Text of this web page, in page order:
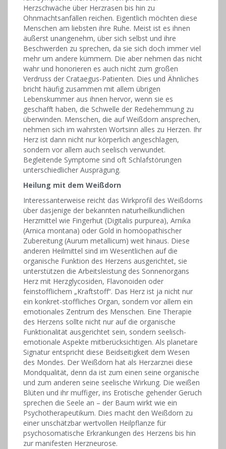
Herzschwäche über Herzrasen bis hin zu
Ohnmachtsanfällen reichen. Eigentlich möchten diese
Menschen am liebsten ihre Ruhe. Meist ist es ihnen
äußerst unangenehm, über sich selbst und ihre
Beschwerden zu sprechen, da sie sich doch immer viel
mehr um andere kümmern. Die aber nehmen das nicht
wahr und honorieren es auch nicht zum gro­ßen
Verdruss der Crataegus-Patienten. Dies und Ähnliches
bricht häufig zusammen mit allem übrigen
Lebenskummer aus ihnen hervor, wenn sie es
geschafft haben, die Schwelle der Redehemmung zu
überwinden. Menschen, die auf Weißdorn ansprechen,
nehmen sich im wahrsten Wortsinn alles zu Herzen. Ihr
Herz ist dann nicht nur körperlich angeschlagen,
sondern vor allem auch seelisch verwundet.
Begleitende Symptome sind oft Schlafstörungen
unterschiedlicher Ausprägung.
Heilung mit dem Weißdorn
Interessanterweise reicht das Wirkprofil des Weißdorns
über dasjenige der bekannten naturheilkundlichen
Herzmittel wie Fingerhut (Digitalis purpurea), Arnika
(Arnica montana) oder Gold in homöopathischer
Zubereitung (Aurum metallicum) weit hin­aus. Diese
anderen Heilmittel sind im Wesentlichen auf die
organische Funk­tion des Herzens ausgerichtet, sie
unterstützen die Arbeitsleistung des Sonnen­organs
Herz mit Herzglycosiden, Flavonoiden oder
feinstofflichem „Kraftstoff“. Das Herz ist ja nicht nur
ein ­konkret-stoffliches Organ, sondern vor allem ein
emotionales Zentrum des Menschen. Eine Therapie
des Herzens sollte nicht nur auf die organische
Funktionalität ausgerichtet sein, sondern seelisch-
emotionale Aspekte mitberücksichtigen. Als planetare
Signatur entspricht diese Beidseitigkeit dem Wesen
des Mondes. Der Weißdorn hat als Herzarznei diese
Mondqualität, denn da ist zum einen seine organische
und zum anderen seine seelische Wirkung. Die weißen
Blüten und ihr muffiger, ins Erotische gehender Geruch
sprechen die Seele an – der Baum wirkt wie ein
Psychotherapeutikum. Dies macht den Weißdorn zu
einer unschätzbar wertvollen Heilpflanze für
psychosomatische Erkrankungen des Herzens bis hin
zur manifesten Herzneurose.